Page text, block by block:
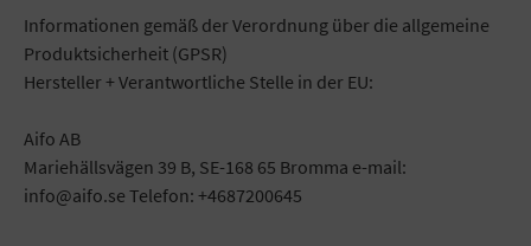
Informationen gemäß der Verordnung über die allgemeine
Produktsicherheit (GPSR)
Hersteller + Verantwortliche Stelle in der EU:
Aifo AB
Mariehällsvägen 39 B, SE-168 65 Bromma e-mail:
info@aifo.se Telefon: +4687200645